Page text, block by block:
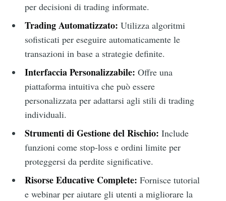
per decisioni di trading informate.
Trading Automatizzato: Utilizza algoritmi
sofisticati per eseguire automaticamente le
transazioni in base a strategie definite.
Interfaccia Personalizzabile: Offre una
piattaforma intuitiva che può essere
personalizzata per adattarsi agli stili di trading
individuali.
Strumenti di Gestione del Rischio: Include
funzioni come stop-loss e ordini limite per
proteggersi da perdite significative.
Risorse Educative Complete: Fornisce tutorial
e webinar per aiutare gli utenti a migliorare la